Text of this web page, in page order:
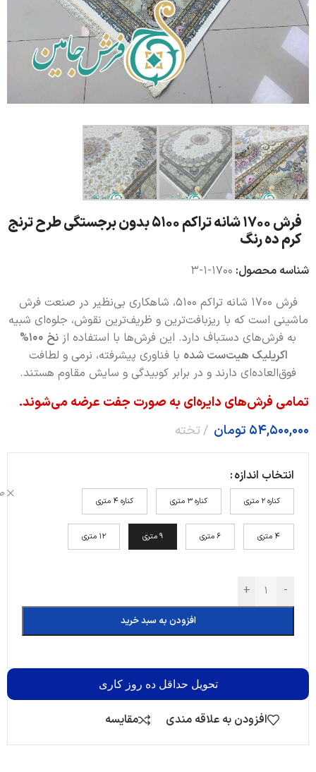
فرش 1700 شانه تراکم 5100 بدون برجستگی طرح ترنج
کرم ده رنگ
شناسه محصول: 1700-1-3
فرش 1700 شانه تراکم 5100، شاهکاری بی‌نظیر در صنعت فرش
ماشینی است که با ریزبافت‌ترین و ظریف‌ترین نقوش، جلوه‌ای شبیه
به فرش‌های دستباف دارد. این فرش‌ها با استفاده از
نخ 100%
اکریلیک هیت‌ست شده با فناوری پیشرفته، نرمی و لطافت
فوق‌العاده‌ای دارند و در برابر کوبیدگی و سایش مقاوم هستند.
تمامی فرش‌های دایره‌ای به صورت جفت عرضه می‌شوند.
54,500,000 تومان تخته
انتخاب اندازه
کناره 2 متری کناره 3 متری کناره 4 متری
4 متری 6 متری 9 متری 12 متری
-
+
افزودن به سبد خرید
تحویل حداقل ده روز کاری
افزودن به علاقه مندی مقایسه